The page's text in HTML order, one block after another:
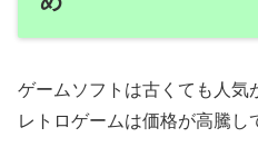
ゲームソフトは古くても人気
レトロゲームは価格が高騰し